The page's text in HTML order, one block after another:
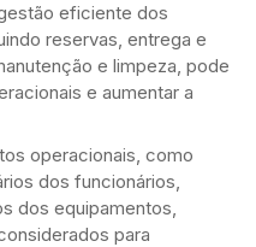
eficiente dos
reservas, entrega e
e limpeza, pode
e aumentar a
operacionais, como
dos funcionários,
dos equipamentos,
para